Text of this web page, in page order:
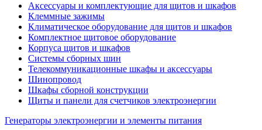
Аксессуары и комплектующие для щитов и шкафов
Клеммные зажимы
Климатическое оборудование для щитов и шкафов
Комплектное щитовое оборудование
Корпуса щитов и шкафов
Системы сборных шин
Телекоммуникационные шкафы и аксессуары
Шинопровод
Шкафы сборной конструкции
Щиты и панели для счетчиков электроэнергии
Генераторы электроэнергии и элементы питания